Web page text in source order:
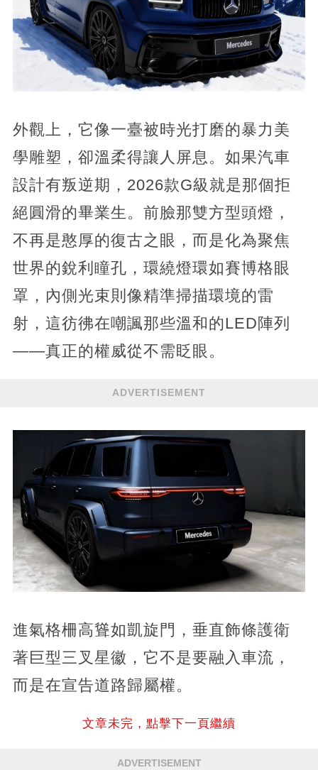
外觀上，它像一臺被時光打磨的暴力美
學雕塑，卻溫柔得讓人屏息。如果汽車
設計有叛逆期，2026款G級就是那個拒
絕圓滑的畢業生。前臉那雙方型頭燈，
不再是憨厚的復古之眼，而是化為聚焦
世界的銳利瞳孔，環繞燈環如賽博格眼
罩，內側光束則像精準掃描環境的雷
射，這彷彿在嘲諷那些溫和的LED陣列
——真正的權威從不需眨眼。
ADVERTISEMENT
進氣格柵高聳如凱旋門，垂直飾條護衛
著巨型三叉星徽，它不是要融入車流，
而是在宣告道路歸屬權。
文章未完，點擊下一頁繼續
ADVERTISEMENT